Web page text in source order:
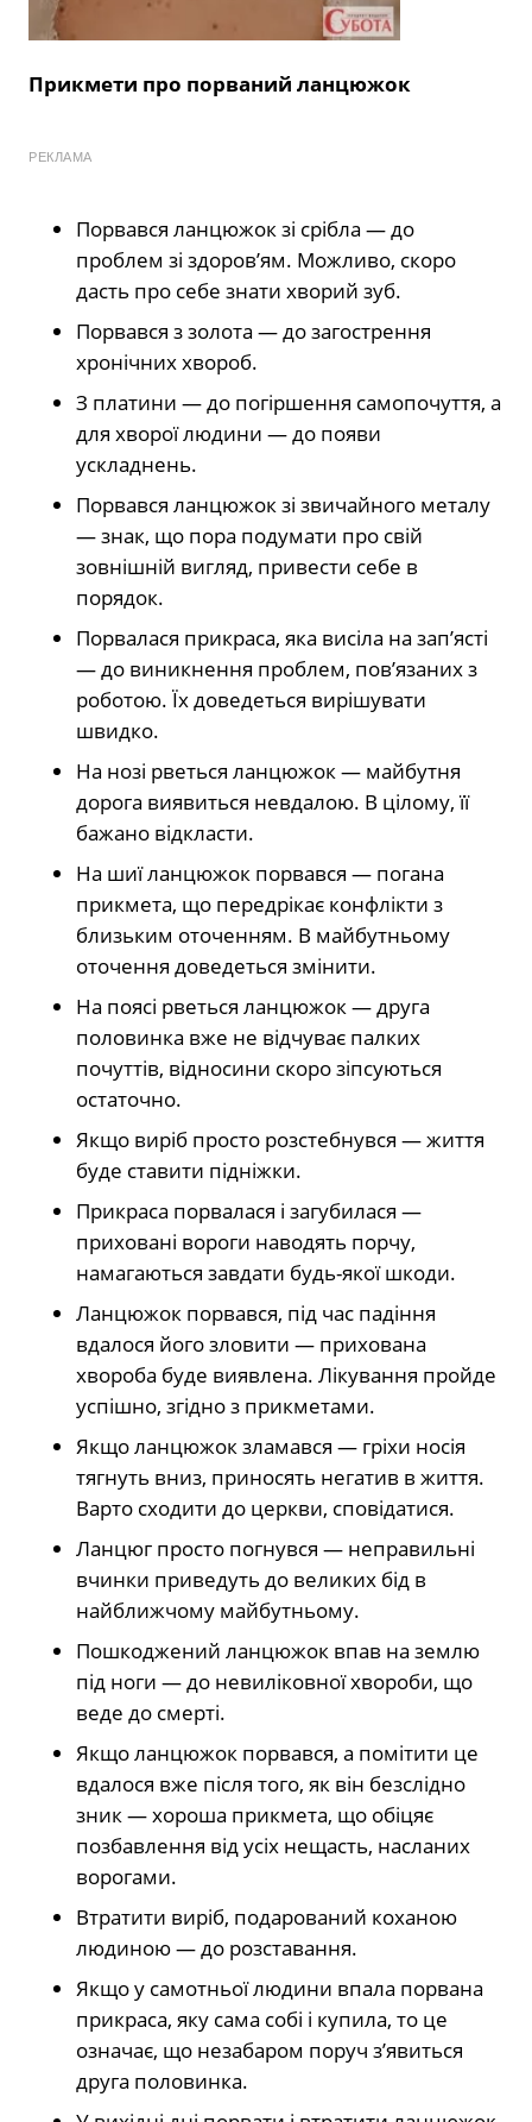
Прикмети про порваний ланцюжок
РЕКЛАМА
Порвався ланцюжок зі срібла — до
проблем зі здоров’ям. Можливо, скоро
дасть про себе знати хворий зуб.
Порвався з золота — до загострення
хронічних хвороб.
З платини — до погіршення самопочуття, а
для хворої людини — до появи
ускладнень.
Порвався ланцюжок зі звичайного металу
— знак, що пора подумати про свій
зовнішній вигляд, привести себе в
порядок.
Порвалася прикраса, яка висіла на зап’ясті
— до виникнення проблем, пов’язаних з
роботою. Їх доведеться вирішувати
швидко.
На нозі рветься ланцюжок — майбутня
дорога виявиться невдалою. В цілому, її
бажано відкласти.
На шиї ланцюжок порвався — погана
прикмета, що передрікає конфлікти з
близьким оточенням. В майбутньому
оточення доведеться змінити.
На поясі рветься ланцюжок — друга
половинка вже не відчуває палких
почуттів, відносини скоро зіпсуються
остаточно.
Якщо виріб просто розстебнувся — життя
буде ставити підніжки.
Прикраса порвалася і загубилася —
приховані вороги наводять порчу,
намагаються завдати будь-якої шкоди.
Ланцюжок порвався, під час падіння
вдалося його зловити — прихована
хвороба буде виявлена. Лікування пройде
успішно, згідно з прикметами.
Якщо ланцюжок зламався — гріхи носія
тягнуть вниз, приносять негатив в життя.
Варто сходити до церкви, сповідатися.
Ланцюг просто погнувся — неправильні
вчинки приведуть до великих бід в
найближчому майбутньому.
Пошкоджений ланцюжок впав на землю
під ноги — до невиліковної хвороби, що
веде до смерті.
Якщо ланцюжок порвався, а помітити це
вдалося вже після того, як він безслідно
зник — хороша прикмета, що обіцяє
позбавлення від усіх нещасть, насланих
ворогами.
Втратити виріб, подарований коханою
людиною — до розставання.
Якщо у самотньої людини впала порвана
прикраса, яку сама собі і купила, то це
означає, що незабаром поруч з’явиться
друга половинка.